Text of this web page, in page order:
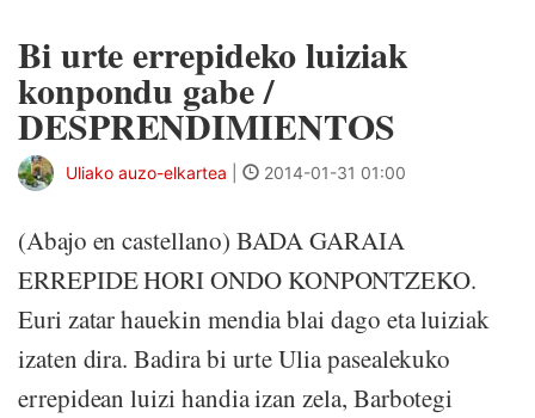
Bi urte errepideko luiziak
konpondu gabe /
DESPRENDIMIENTOS
Uliako auzo-elkartea 2014-01-31 01:00
(Abajo en castellano) BADA GARAIA
ERREPIDE HORI ONDO KONPONTZEKO.
Euri zatar hauekin mendia blai dago eta luiziak
izaten dira. Badira bi urte Ulia pasealekuko
errepidean luizi handia izan zela, Barbotegi